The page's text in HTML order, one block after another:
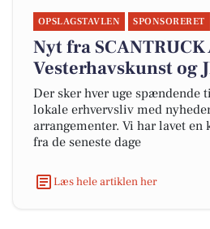
OPSLAGSTAVLEN SPONSORERET
Nyt fra SCANTRUCK
Vesterhavskunst og
Der sker hver uge
lokale erhvervsliv med
arrangementer. Vi har lavet
fra de seneste dage
Læs hele artiklen her